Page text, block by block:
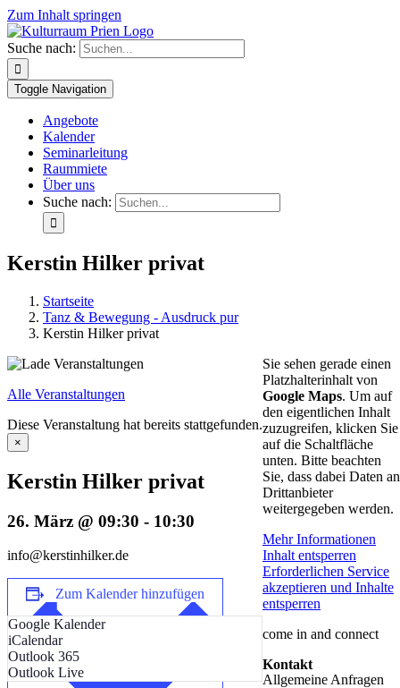
Zum Inhalt springen
Suche nach:
Toggle Navigation
Angebote
Kalender
Seminarleitung
Raummiete
Über uns
Suche nach:
Kerstin Hilker privat
Startseite
Tanz & Bewegung - Ausdruck pur
Kerstin Hilker privat
Alle Veranstaltungen
Diese Veranstaltung hat bereits stattgefunden.
×
Kerstin Hilker privat
26. März @ 09:30 - 10:30
info@kerstinhilker.de
Zum Kalender hinzufügen
Google Kalender
iCalendar
Outlook 365
Outlook Live
Sie sehen gerade einen
Platzhalterinhalt von
Google Maps. Um auf
den eigentlichen Inhalt
zuzugreifen, klicken Sie
auf die Schaltfläche
unten. Bitte beachten
Sie, dass dabei Daten an
Drittanbieter
weitergegeben werden.
Mehr Informationen
Inhalt entsperren
Erforderlichen Service
akzeptieren und Inhalte
entsperren
come in and connect
Kontakt
Allgemeine Anfragen